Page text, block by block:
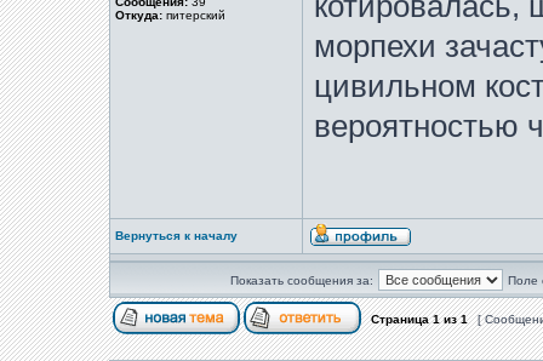
Откуда: питерский
морпехи
цивильном
вероятностью
Вернуться к началу
Показать сообщения за: Поле
Страница1из1 [